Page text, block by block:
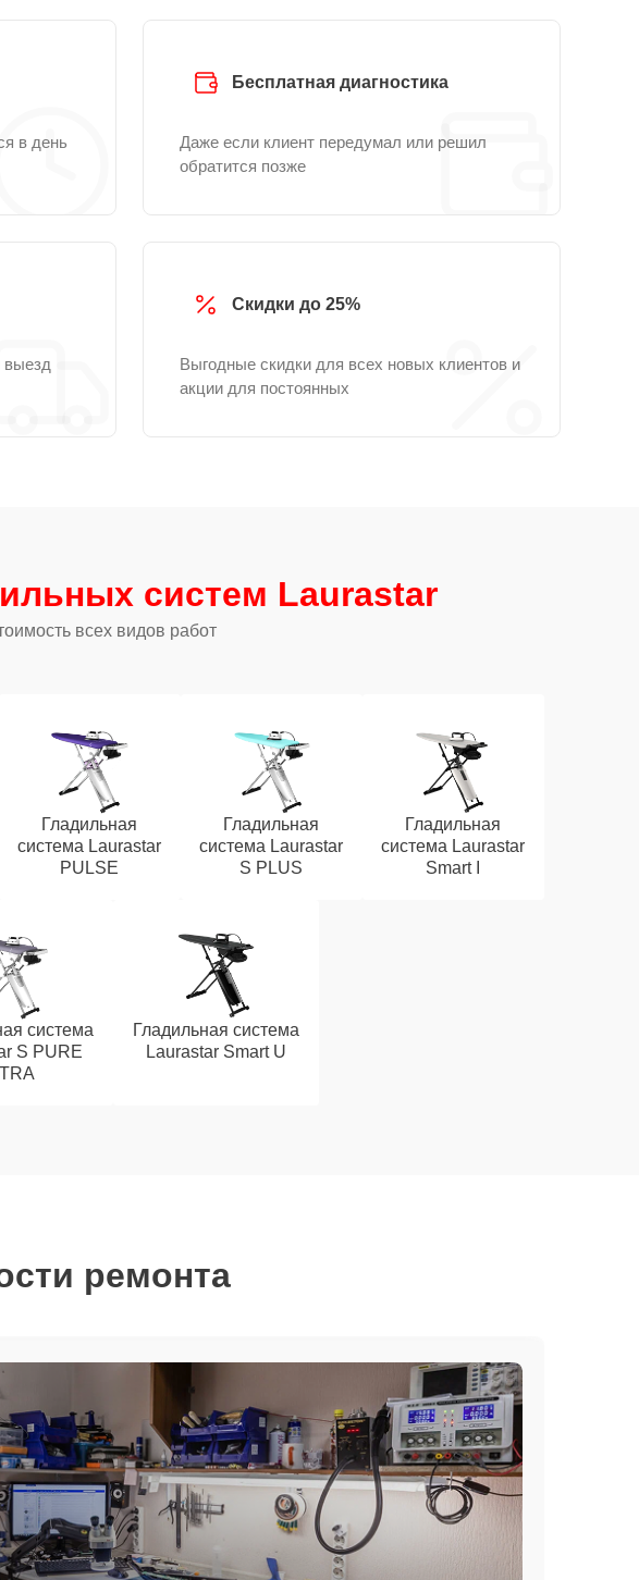
в день
Бесплатная диагностика
Даже если клиент передумал или решил
обратится позже
выезд
Скидки до 25%
Выгодные скидки для всех новых клиентов и
акции для постоянных
систем Laurastar
всех видов работ
Гладильная
система Laurastar
PULSE
Гладильная
система Laurastar
S PLUS
Гладильная
система Laurastar
Smart I
система
S PURE
Гладильная система
Laurastar Smart U
ремонта